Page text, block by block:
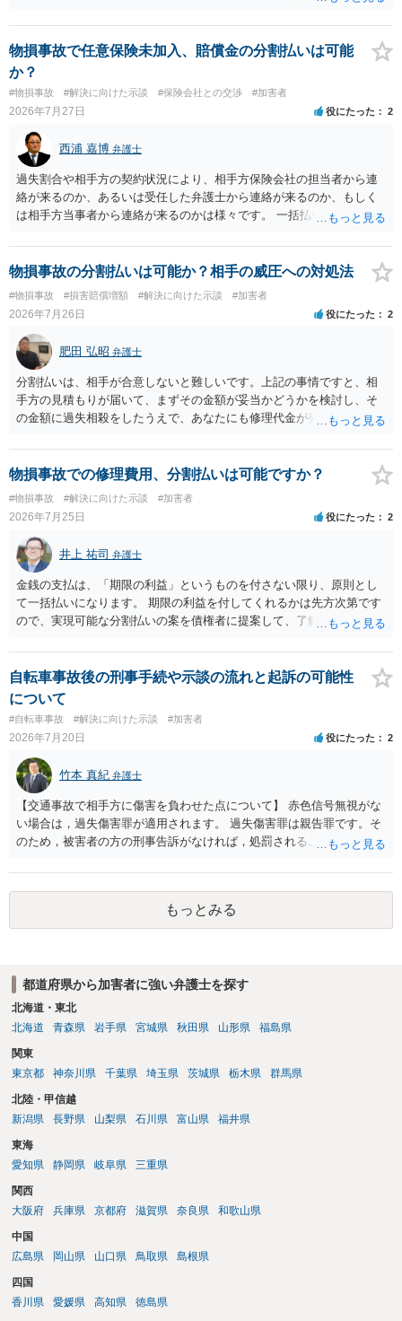
物損事故で任意保険未加入、賠償金の分割払いは可能
か？
#物損事故 #解決に向けた示談 #保険会社との交渉 #加害者
2026年7月27日 役にたった 2
西浦 嘉博 弁護士
過失割合や相手方の契約状況により、相手方保険会社の担当者から連
絡が来るのか、あるいは受任した弁護士から連絡が来るのか、もしく
は相手方当事者から連絡が来るのかは様々です。 一括払いや分割払い
金の支払いにつき、分割払いに合意すれば、和解は可能です。 他方で
合意しなければ和解できないことになります。 今後の見通しを知る為
に、交渉の方向性につき、最寄りの法律事務所で相談だけでもされる
ことも検討ください。
物損事故の分割払いは可能か？相手の威圧への対処法
#物損事故 #損害賠償増額 #解決に向けた示談 #加害者
2026年7月26日 役にたった 2
肥田 弘昭 弁護士
分割払いは、相手が合意しないと難しいです。上記の事情ですと、相
手方の見積もりが届いて、まずその金額が妥当かどうかを検討し、そ
の金額に過失相殺をしたうえで、あなたにも修理代金が発生している
分割払いにしたいとの示談案を提案するのが良いかと思います。威圧
されるのであれば、斡旋、仲裁、民事調停を利用しては如何でしょう
物損事故での修理費用、分割払いは可能ですか？
#物損事故 #解決に向けた示談 #加害者
2026年7月25日 役にたった 2
井上 祐司 弁護士
金銭の支払は、「期限の利益」というものを付さない限り、原則とし
て一括払いになります。 期限の利益を付してくれるかは先方次第です
ので、実現可能な分割払いの案を債権者に提案して、了解してもらえ
自転車事故後の刑事手続や示談の流れと起訴の可能性
について
#自転車事故 #解決に向けた示談 #加害者
2026年7月20日 役にたった 2
竹本 真紀 弁護士
【交通事故で相手方に傷害を負わせた点について】 赤色信号無視がな
い場合は，過失傷害罪が適用されます。 過失傷害罪は親告罪です。そ
のため，被害者の方の刑事告訴がなければ，処罰されることはありま
あれば，示談が成立すれば告訴をすることはないと思います。 したが
いまして，被害者との示談を優先し，これにより告訴がない状態とす
れば，刑事処分を受けることはなくなります。 一方，赤色信号無視が
あった場合は，少し複雑になります。 単純に過失傷害罪と判断される
では殊更無視にはなりません。看過です）は過失の中でも重大なもの
ですから，重過失致傷罪が成立すると判断される場合もあり得ると思
います。重過失致傷罪は親告罪ではありません。 もっとも，自転車よ
場合には，情状により，その刑を免除することができる」との規定が
あります。したがいまして，不起訴にされる可能性が大きくなるので
す。 そうすると自転車でも同様に考えられ，２週間の怪我であれば，
やはり示談交渉は大事になると思います。
もっとみる
都道府県から加害者に強い弁護士を探す
北海道・東北
北海道
青森県 岩手県 宮城県 秋田県 山形県 福島県
関東
東京都
神奈川県 千葉県 埼玉県 茨城県 栃木県 群馬県
北陸・甲信越
新潟県
長野県 山梨県 石川県 富山県 福井県
東海
愛知県
静岡県 岐阜県 三重県
関西
大阪府
兵庫県 京都府 滋賀県 奈良県 和歌山県
中国
広島県
岡山県 山口県 鳥取県 島根県
四国
香川県
愛媛県 高知県 徳島県